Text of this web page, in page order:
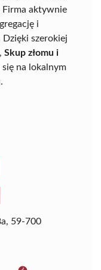
Firma aktywnie
i
szerokiej
Skup złomu i
na lokalnym
59-700